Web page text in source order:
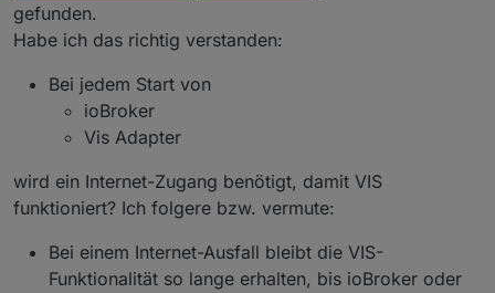
gefunden.
Habe ich das richtig verstanden:
Bei jedem Start von
ioBroker
Vis Adapter
wird ein Internet-Zugang benötigt, damit VIS
funktioniert? Ich folgere bzw. vermute:
Bei einem Internet-Ausfall bleibt die VIS-
Funktionalität so lange erhalten, bis ioBroker oder